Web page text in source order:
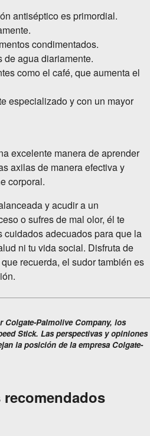
antiséptico es primordial.
condimentados.
de agua diariamente.
como el café, que aumenta el
especializado y con un mayor
excelente manera de aprender
axilas de manera efectiva y
corporal.
y acudir a un
o sufres de mal olor, él te
cuidados adecuados para que la
ni tu vida social. Disfruta de
recuerda, el sudor también es
Colgate-Palmolive Company, los
Stick. Las perspectivas y opiniones
la posición de la empresa Colgate-